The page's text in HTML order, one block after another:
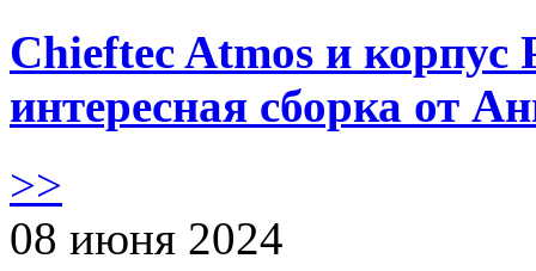
Chieftec Atmos и корпус
интересная сборка от
>>
08 июня 2024